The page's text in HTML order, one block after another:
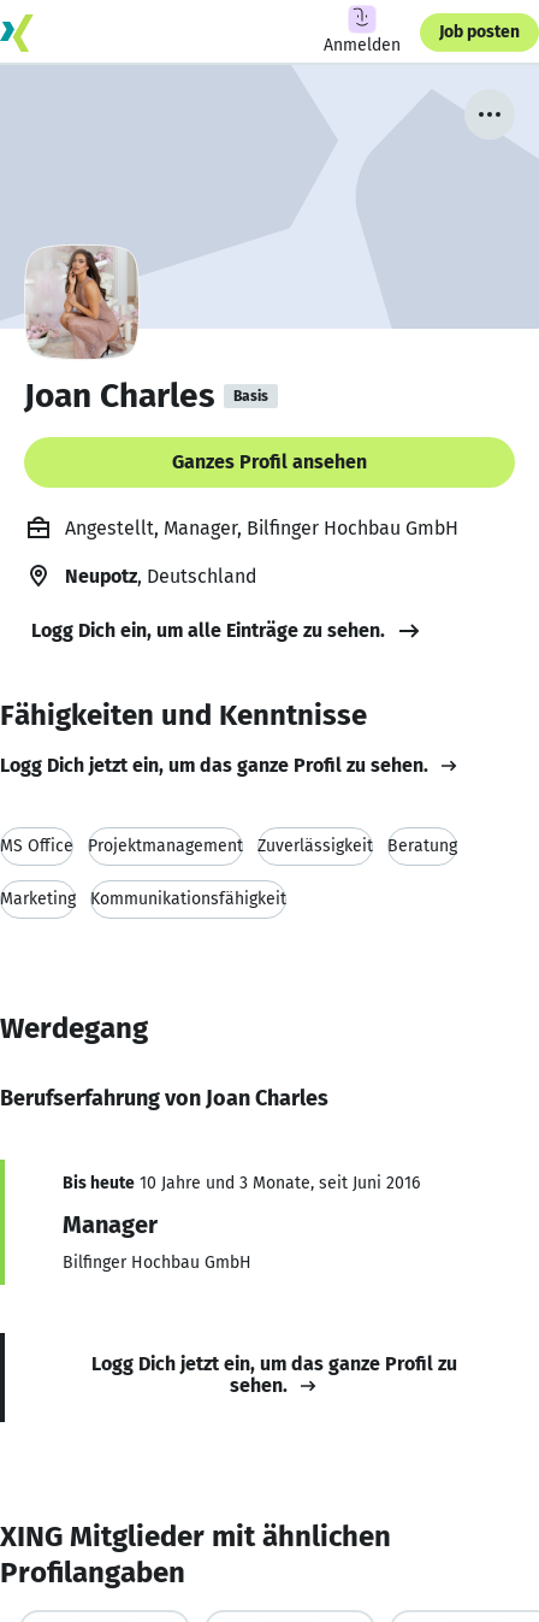
Anmelden
Job posten
Joan Charles Basis
Ganzes Profil ansehen
Angestellt, Manager, Bilfinger Hochbau GmbH
Neupotz, Deutschland
Logg Dich ein, um alle Einträge zu sehen.
Fähigkeiten und Kenntnisse
Logg Dich jetzt ein, um das ganze Profil zu sehen.
MS Office Projektmanagement Zuverlässigkeit Beratung
Marketing Kommunikationsfähigkeit
Werdegang
Berufserfahrung von Joan Charles
Bis heute 10 Jahre und 3 Monate, seit Juni 2016
Manager
Bilfinger Hochbau GmbH
Logg Dich jetzt ein, um das ganze Profil zu
sehen.
XING Mitglieder mit ähnlichen
Profilangaben